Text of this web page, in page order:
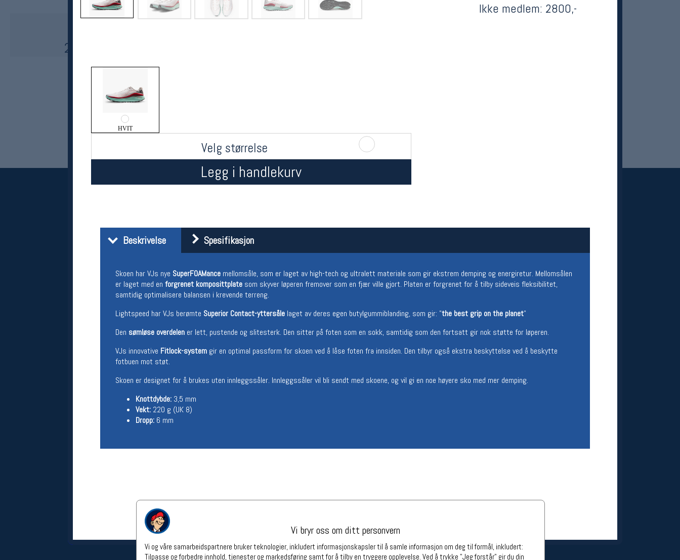
Ikke medlem: 2800,-
HVIT
Velg størrelse
Legg i handlekurv
Beskrivelse Spesifikasjon
Skoen har VJs nye SuperFOAMance mellomsåle, som er laget av high-tech og ultralett materiale som gir ekstrem demping og energiretur. Mellomsålen
er laget med enforgrenet komposittplate som skyver løperen fremover som en fjær ville gjort. Platen er forgrenet for å tilby sideveis fleksibilitet,
samtidig optimalisere balansen i krevende terreng.
Lightspeed har VJs berømte Superior Contact-yttersåle laget av deres egen butylgummiblanding, som gir: "the best grip on the planet"
Den sømløse overdelen er lett, pustende og slitesterk. Den sitter på foten som en sokk, samtidig som den fortsatt gir nok støtte for løperen.
VJs innovative Fitlock-system gir en optimal passform for skoen ved å låse foten fra innsiden. Den tilbyr også ekstra beskyttelse ved å beskytte
fotbuen mot støt.
Skoen er designet for å brukes uten innleggssåler. Innleggssåler vil bli sendt med skoene, og vil gi en noe høyere sko med mer demping.
Knottdybde: 3,5 mm
Vekt: 220 g (UK 8)
Dropp: 6 mm
Vi bryr oss om ditt personvern
Vi og våre samarbeidspartnere bruker teknologier, inkludert informasjonskapsler til å samle informasjon om deg til formål, inkludert:
Tilpasse og forbedre innhold, tjenester og markedsføring samt for å tilby en tryggere opplevelse. Ved å trykke "Jeg forstår" gir du din
VJ
2800,-
Her finner du oss
Oslo Sportslager
Telefon: 23 32 62 00
(telefontid man-fredag klokken 10-13)
Vis i kart
Kontakt oss
Åpningstider butikk
Lørdag:
11-16
Team Oslo Sportslager
Medlemstilbud og aktiviteter
Åpningstider verkstedet
Man-Fredag:
Om verkstedet
nettbutikken og trykke på den
nederste blå linjen
Betingelser
Informasjonskapsler
Ledige stillinger
Følg oss på Partnere